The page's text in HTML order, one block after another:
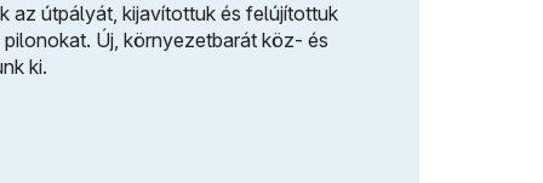
az útpályát, kijavítottuk és felújítottuk
Új, környezetbarát köz- és
ki.